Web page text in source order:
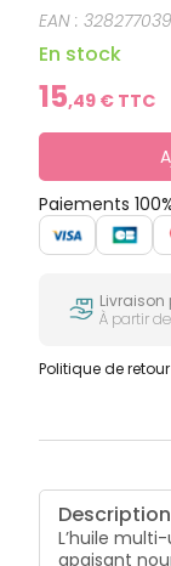
EAN :
En stock
15,49 € TTC
Paiements
À partir
Politique de retour
Description
L’huile
apaisant